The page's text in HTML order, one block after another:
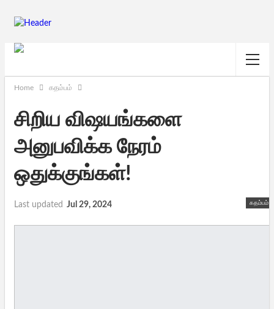
Home கதம்பம்
சிறிய விஷயங்களை
அனுபவிக்க நேரம்
ஒதுக்குங்கள்!
கதம்பம்
Last updated Jul 29, 2024